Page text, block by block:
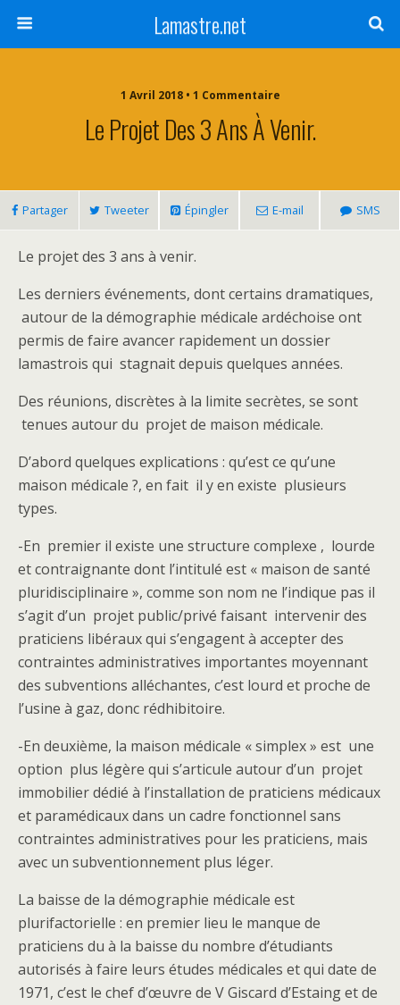
Lamastre.net
1 Avril 2018 • 1 Commentaire
Le Projet Des 3 Ans À Venir.
Partager Tweeter Épingler E-mail SMS
Le projet des 3 ans à venir.
Les derniers événements, dont certains dramatiques,
autour de la démographie médicale ardéchoise ont
permis de faire avancer rapidement un dossier
lamastrois qui stagnait depuis quelques années.
Des réunions, discrètes à la limite secrètes, se sont
tenues autour du projet de maison médicale.
D’abord quelques explications : qu’est ce qu’une
maison médicale ?, en fait il y en existe plusieurs
types.
-En premier il existe une structure complexe , lourde
et contraignante dont l’intitulé est « maison de santé
pluridisciplinaire », comme son nom ne l’indique pas il
s’agit d’un projet public/privé faisant intervenir des
praticiens libéraux qui s’engagent à accepter des
contraintes administratives importantes moyennant
des subventions alléchantes, c’est lourd et proche de
l’usine à gaz, donc rédhibitoire.
-En deuxième, la maison médicale « simplex » est une
option plus légère qui s’articule autour d’un projet
immobilier dédié à l’installation de praticiens médicaux
et paramédicaux dans un cadre fonctionnel sans
contraintes administratives pour les praticiens, mais
avec un subventionnement plus léger.
La baisse de la démographie médicale est
plurifactorielle : en premier lieu le manque de
praticiens du à la baisse du nombre d’étudiants
autorisés à faire leurs études médicales et qui date de
1971, c’est le chef d’œuvre de V Giscard d’Estaing et de